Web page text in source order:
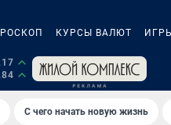
КУРСЫ ВАЛЮТ
С чего начать новую жизнь